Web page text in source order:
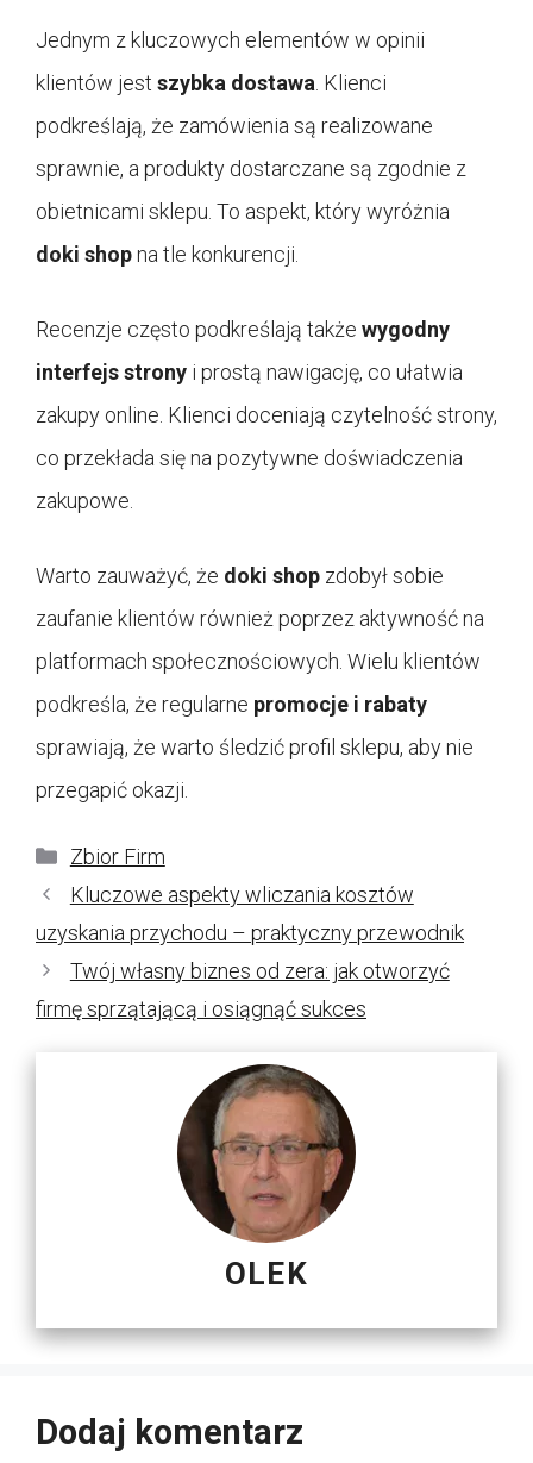
Jednym z kluczowych elementów w opinii
klientów jest szybka dostawa. Klienci
podkreślają, że zamówienia są realizowane
sprawnie, a produkty dostarczane są zgodnie z
obietnicami sklepu. To aspekt, który wyróżnia
doki shopna tle konkurencji.
Recenzje często podkreślają także wygodny
interfejs strony i prostą nawigację, co ułatwia
zakupy online. Klienci doceniają czytelność strony,
co przekłada się na pozytywne doświadczenia
zakupowe.
Warto zauważyć, że doki shop zdobył sobie
zaufanie klientów również poprzez aktywność na
platformach społecznościowych. Wielu klientów
podkreśla, że regularne promocje i rabaty
sprawiają, że warto śledzić profil sklepu, aby nie
przegapić okazji.
Kategorie
Zbior Firm
Kluczowe aspekty wliczania kosztów
uzyskania przychodu – praktyczny przewodnik
Twój własny biznes od zera: jak otworzyć
firmę sprzątającą i osiągnąć sukces
OLEK
Dodaj komentarz